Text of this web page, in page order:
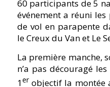
60 participants de 5
événement a réuni
de vol en parapente
le Creux du Van et Le
La première manche,
n’a pas découragé
1erobjectif la montée